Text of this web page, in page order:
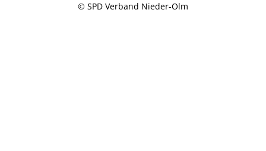
© SPD Verband Nieder-Olm